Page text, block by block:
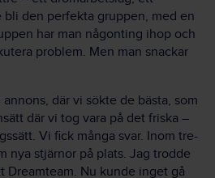
bli den perfekta gruppen, med en
har man någonting ihop och
problem. Men man snackar
där vi sökte de bästa, som
där vi tog vara på det friska –
Vi fick många svar. Inom tre-
nya stjärnor på plats. Jag trodde
Dreamteam. Nu kunde inget gå